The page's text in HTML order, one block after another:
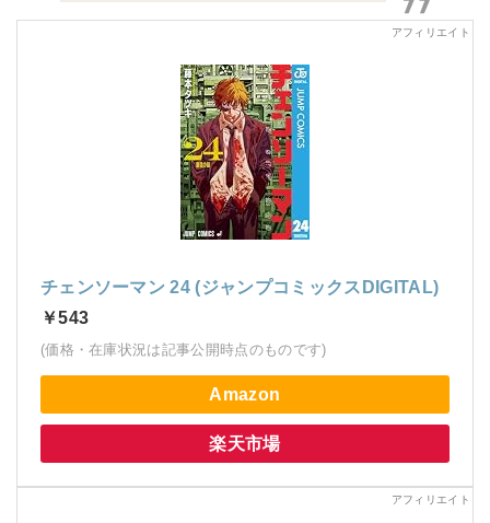
チェンソーマン 24 (ジャンプコミックスDIGITAL)
￥543
(価格・在庫状況は記事公開時点のものです)
Amazon
楽天市場